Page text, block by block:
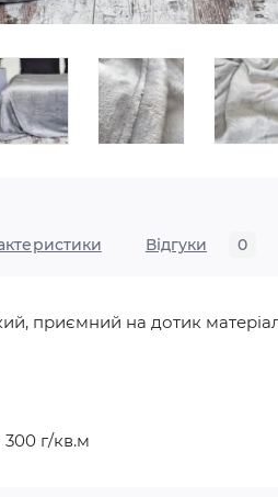
Відгуки 0
приємний на дотик
300 г/кв.м